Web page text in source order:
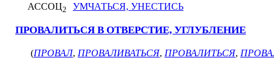
АССОЦ2 УМЧАТЬСЯ, УНЕСТИСЬ
ПРОВАЛИТЬСЯ В ОТВЕРСТИЕ, УГЛУБЛЕНИЕ
(ПРОВАЛ, ПРОВАЛИВАТЬСЯ, ПРОВАЛИТЬСЯ,